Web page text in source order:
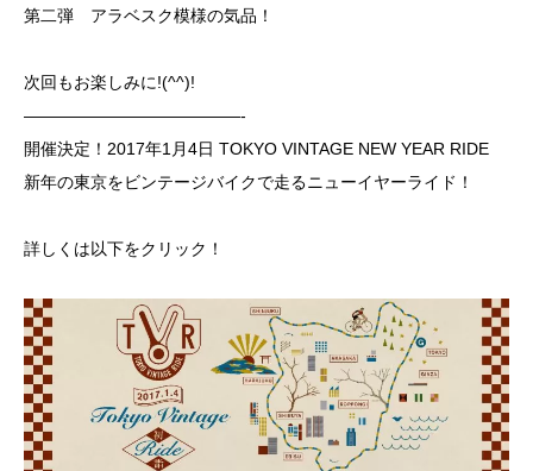
第二弾 アラベスク模様の気品！
次回もお楽しみに!(^^)!
—————————————-
開催決定！2017年1月4日 TOKYO VINTAGE NEW YEAR RIDE
新年の東京をビンテージバイクで走るニューイヤーライド！
詳しくは以下をクリック！